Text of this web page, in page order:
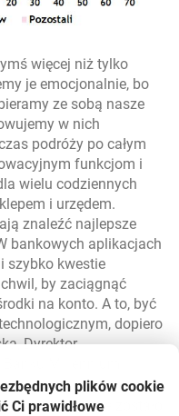
więcej niż tylko
je emocjonalnie, bo
ze sobą nasze
w nich
podróży po całym
funkcjom i
wielu codziennych
i urzędem.
znaleźć najlepsze
bankowych aplikacjach
szybko kwestie
by zaciągnąć
na konto. A to, być
dopiero
Dyrektor
badanie zostało
plików cookie
Ci prawidłowe